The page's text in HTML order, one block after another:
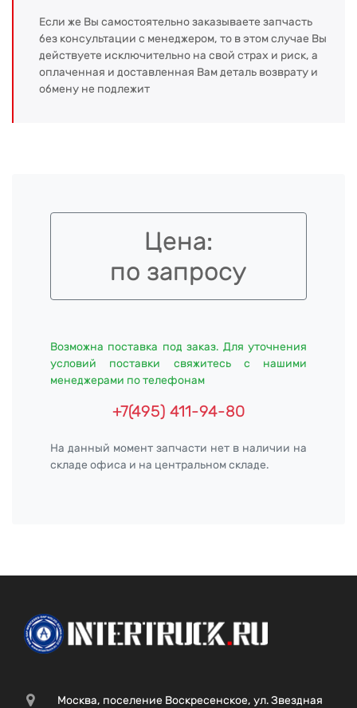
Если же Вы самостоятельно заказываете запчасть
без консультации с менеджером, то в этом случае Вы
действуете исключительно на свой страх и риск, а
оплаченная и доставленная Вам деталь возврату и
обмену не подлежит
Цена:
по запросу
Возможна поставка под заказ. Для уточнения
условий поставки свяжитесь с нашими
менеджерами по телефонам
+7(495) 411-94-80
На данный момент запчасти нет в наличии на
складе офиса и на центральном складе.
Москва, поселение Воскресенское, ул. Звездная